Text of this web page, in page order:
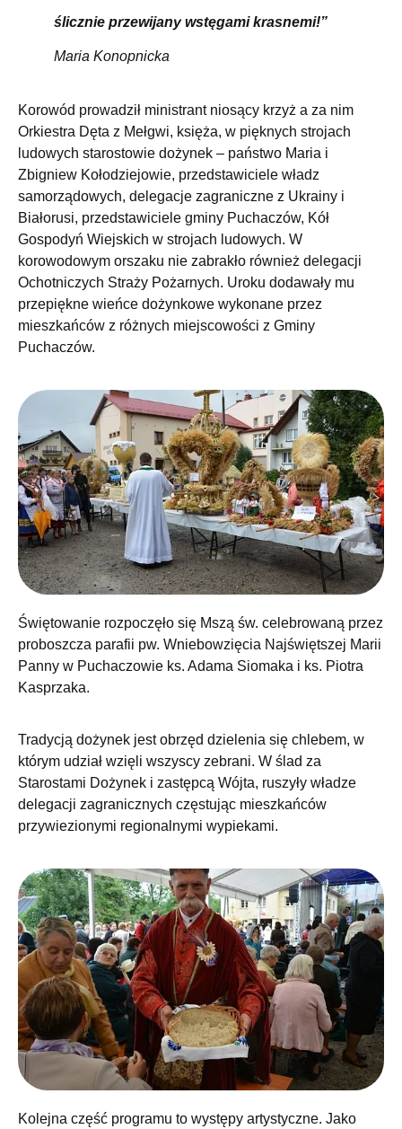
ślicznie przewijany wstęgami krasnemi!”
Maria Konopnicka
Korowód prowadził ministrant niosący krzyż a za nim
Orkiestra Dęta z Mełgwi, księża, w pięknych strojach
ludowych starostowie dożynek – państwo Maria i
Zbigniew Kołodziejowie, przedstawiciele władz
samorządowych, delegacje zagraniczne z Ukrainy i
Białorusi, przedstawiciele gminy Puchaczów, Kół
Gospodyń Wiejskich w strojach ludowych. W
korowodowym orszaku nie zabrakło również delegacji
Ochotniczych Straży Pożarnych. Uroku dodawały mu
przepiękne wieńce dożynkowe wykonane przez
mieszkańców z różnych miejscowości z Gminy
Puchaczów.
Świętowanie rozpoczęło się Mszą św. celebrowaną przez
proboszcza parafii pw. Wniebowzięcia Najświętszej Marii
Panny w Puchaczowie ks. Adama Siomaka i ks. Piotra
Kasprzaka.
Tradycją dożynek jest obrzęd dzielenia się chlebem, w
którym udział wzięli wszyscy zebrani. W ślad za
Starostami Dożynek i zastępcą Wójta, ruszyły władze
delegacji zagranicznych częstując mieszkańców
przywiezionymi regionalnymi wypiekami.
Kolejna część programu to występy artystyczne. Jako